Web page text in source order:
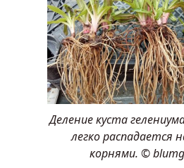
Деление куста
легко распадается
корнями. ©